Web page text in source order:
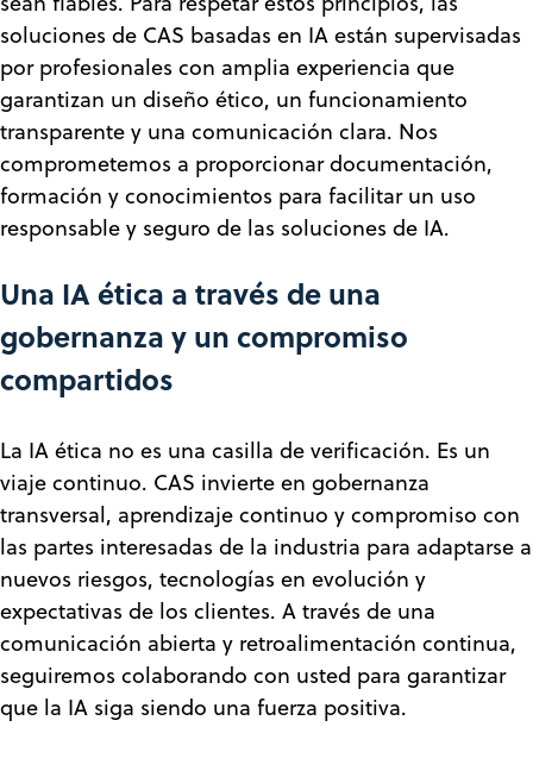
soluciones de CAS basadas en IA están supervisadas
por profesionales con amplia experiencia que
garantizan un diseño ético, un funcionamiento
transparente y una comunicación clara. Nos
comprometemos a proporcionar documentación,
formación y conocimientos para facilitar un uso
responsable y seguro de las soluciones de IA.
Una IA ética a través de una
gobernanza y un compromiso
compartidos
La IA ética no es una casilla de verificación. Es un
viaje continuo. CAS invierte en gobernanza
transversal, aprendizaje continuo y compromiso con
las partes interesadas de la industria para adaptarse a
nuevos riesgos, tecnologías en evolución y
expectativas de los clientes. A través de una
comunicación abierta y retroalimentación continua,
seguiremos colaborando con usted para garantizar
que la IA siga siendo una fuerza positiva.